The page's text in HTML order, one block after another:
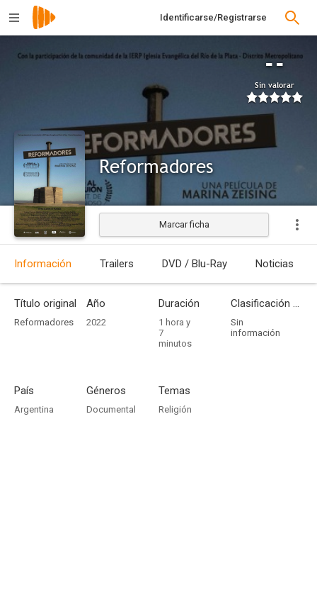
Identificarse/Registrarse
--
Sin valorar
Reformadores
Estrenada
Marcar ficha
Información Trailers DVD / Blu-Ray Noticias
Título original
Reformadores
Año
2022
Duración
1 hora y
7
minutos
Clasificación por edades
Sin
información
País
Argentina
Géneros
Documental
Temas
Religión